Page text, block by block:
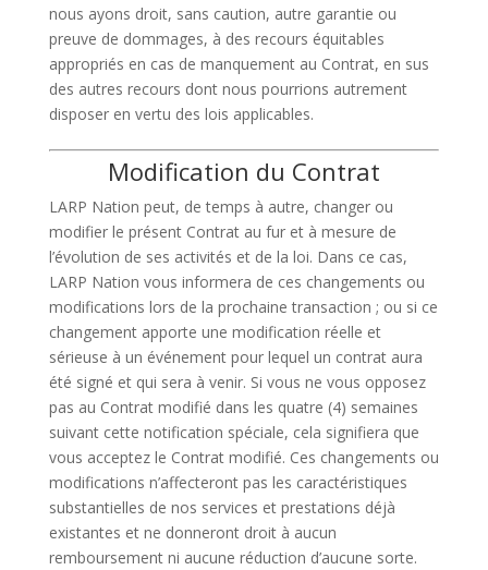
nous ayons droit, sans caution, autre garantie ou
preuve de dommages, à des recours équitables
appropriés en cas de manquement au Contrat, en sus
des autres recours dont nous pourrions autrement
disposer en vertu des lois applicables.
Modification du Contrat
LARP Nation peut, de temps à autre, changer ou
modifier le présent Contrat au fur et à mesure de
l’évolution de ses activités et de la loi. Dans ce cas,
LARP Nation vous informera de ces changements ou
modifications lors de la prochaine transaction ; ou si ce
changement apporte une modification réelle et
sérieuse à un événement pour lequel un contrat aura
été signé et qui sera à venir. Si vous ne vous opposez
pas au Contrat modifié dans les quatre (4) semaines
suivant cette notification spéciale, cela signifiera que
vous acceptez le Contrat modifié. Ces changements ou
modifications n’affecteront pas les caractéristiques
substantielles de nos services et prestations déjà
existantes et ne donneront droit à aucun
remboursement ni aucune réduction d’aucune sorte.